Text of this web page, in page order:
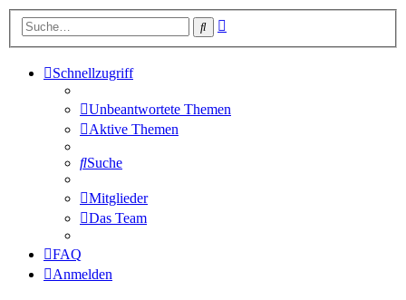
Suche
Schnellzugriff
Unbeantwortete Themen
Aktive Themen
Suche
Mitglieder
Das Team
FAQ
Anmelden